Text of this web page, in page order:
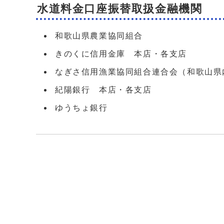
水道料金口座振替取扱金融機関
和歌山県農業協同組合
きのくに信用金庫 本店・各支店
なぎさ信用漁業協同組合連合会（和歌山県
紀陽銀行 本店・各支店
ゆうちょ銀行